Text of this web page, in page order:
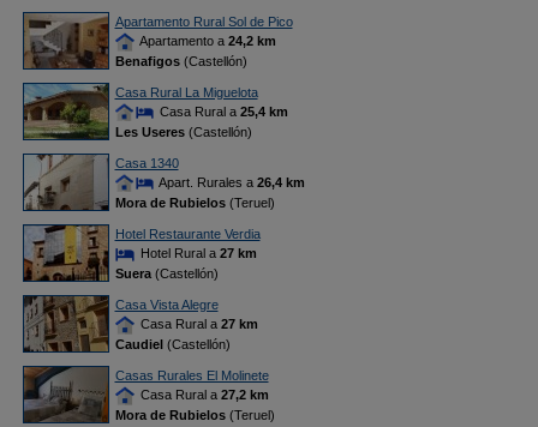
Apartamento Rural Sol de Pico
Apartamento a 24,2 km
Benafigos(Castellón)
Casa Rural La Miguelota
Casa Rural a 25,4 km
Les Useres(Castellón)
Casa 1340
Apart. Rurales a 26,4 km
Mora de Rubielos(Teruel)
Hotel Restaurante Verdia
Hotel Rural a 27 km
Suera(Castellón)
Casa Vista Alegre
Casa Rural a 27 km
Caudiel(Castellón)
Casas Rurales El Molinete
Casa Rural a 27,2 km
Mora de Rubielos(Teruel)